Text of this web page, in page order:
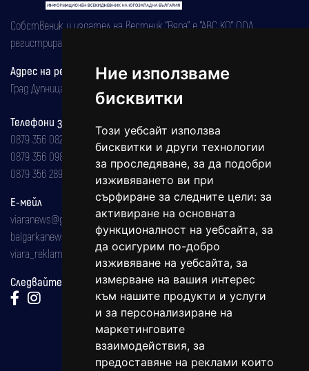
Ние използваме
бисквитки
Този уебсайт използва
бисквитки и други технологии
за проследяване, за да подобри
изживяването ви при
сърфиране за следните цели: за
активиране на основната
функционалност на уебсайта, за
да осигурим по-добро
изживяване на уебсайта, за
измерване на вашия интерес
към нашите продукти и услуги
и за персонализиране на
маркетинговите
взаимодействия, за
предоставяне на реклами които
Собственик и издател на вестник "Вяра" е "АВС КО" ООД,
регистрирана на 08.05.2002 година.
Адрес на редакцията
Град Дупница, ул.''Христо Ботев" 43
Телефони за реклама и абонаменти
0879 356 082
0879 356 098
0879 356 289
Е-мейл
viaranews@gmail.com
balgarkanews@gmail.com
viara_reklama@mail.bg
Следвайте ни: